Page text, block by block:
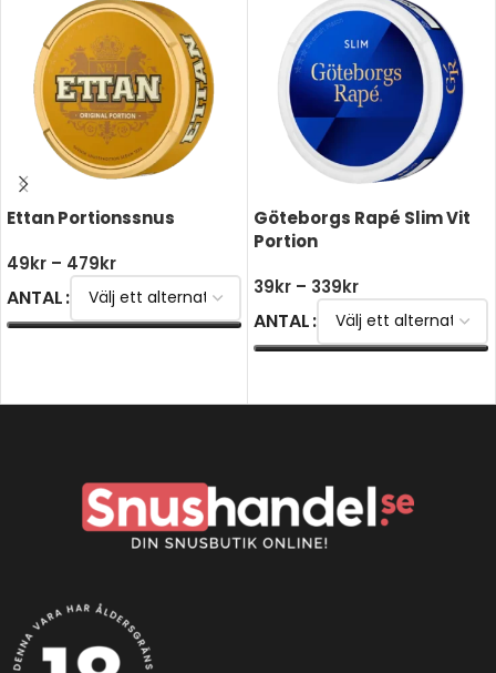
Ettan Portionssnus
49kr – 479kr
ANTAL
Göteborgs Rapé Slim Vit
Portion
39kr – 339kr
ANTAL